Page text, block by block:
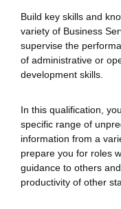
Visas & Legal Stay
Build key skills and
variety of Business
supervise the
of administrative or
development skills.
In this qualification,
specific range of
information from a
prepare you for roles
guidance to others
productivity of other